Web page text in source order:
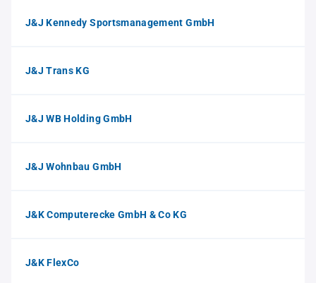
J&J Kennedy Sportsmanagement GmbH
J&J Trans KG
J&J WB Holding GmbH
J&J Wohnbau GmbH
J&K Computerecke GmbH & Co KG
J&K FlexCo